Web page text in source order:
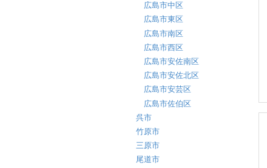
広島市中区
広島市東区
広島市南区
広島市西区
広島市安佐南区
広島市安佐北区
広島市安芸区
広島市佐伯区
呉市
竹原市
三原市
尾道市